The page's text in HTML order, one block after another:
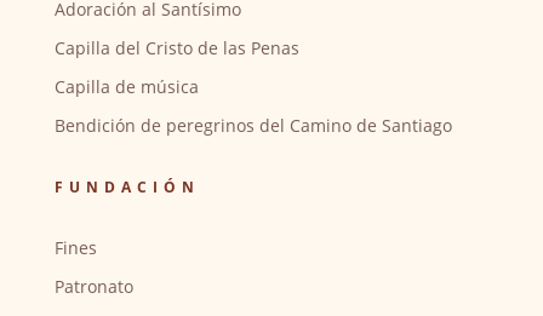
Adoración al Santísimo
Capilla del Cristo de las Penas
Capilla de música
Bendición de peregrinos del Camino de Santiago
FUNDACIÓN
Fines
Patronato